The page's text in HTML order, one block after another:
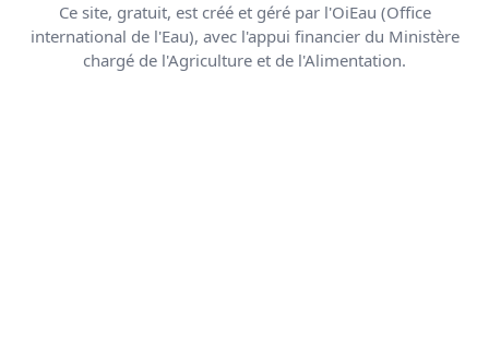
Ce site, gratuit, est créé et géré par l'OiEau (Office
international de l'Eau), avec l'appui financier du Ministère
chargé de l'Agriculture et de l'Alimentation.